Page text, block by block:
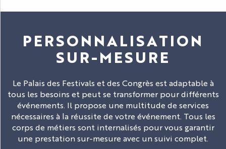
PERSONNALISATION
SUR-MESURE
Le Palais des Festivals et des Congrès est adaptable à
tous les besoins et peut se transformer pour différents
événements. Il propose une multitude de services
nécessaires à la réussite de votre événement. Tous les
corps de métiers sont internalisés pour vous garantir
une prestation sur-mesure avec un suivi complet.